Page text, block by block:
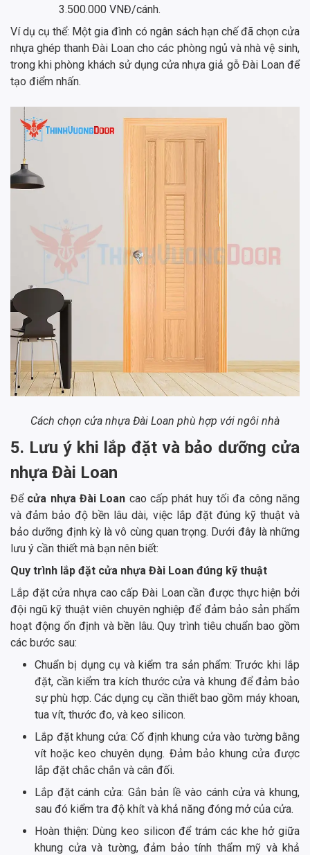
3.500.000 VNĐ/cánh.
Ví dụ cụ thể: Một gia đình có ngân sách hạn chế đã chọn cửa
nhựa ghép thanh Đài Loan cho các phòng ngủ và nhà vệ sinh,
trong khi phòng khách sử dụng cửa nhựa giả gỗ Đài Loan để
tạo điểm nhấn.
Cách chọn cửa nhựa Đài Loan phù hợp với ngôi nhà
5. Lưu ý khi lắp đặt và bảo dưỡng cửa
nhựa Đài Loan
Để cửa nhựa Đài Loan cao cấp phát huy tối đa công năng
và đảm bảo độ bền lâu dài, việc lắp đặt đúng kỹ thuật và
bảo dưỡng định kỳ là vô cùng quan trọng. Dưới đây là những
lưu ý cần thiết mà bạn nên biết:
Quy trình lắp đặt cửa nhựa Đài Loan đúng kỹ thuật
Lắp đặt cửa nhựa cao cấp Đài Loan cần được thực hiện bởi
đội ngũ kỹ thuật viên chuyên nghiệp để đảm bảo sản phẩm
hoạt động ổn định và bền lâu. Quy trình tiêu chuẩn bao gồm
các bước sau:
Chuẩn bị dụng cụ và kiểm tra sản phẩm: Trước khi lắp
đặt, cần kiểm tra kích thước cửa và khung để đảm bảo
sự phù hợp. Các dụng cụ cần thiết bao gồm máy khoan,
tua vít, thước đo, và keo silicon.
Lắp đặt khung cửa: Cố định khung cửa vào tường bằng
vít hoặc keo chuyên dụng. Đảm bảo khung cửa được
lắp đặt chắc chắn và cân đối.
Lắp đặt cánh cửa: Gắn bản lề vào cánh cửa và khung,
sau đó kiểm tra độ khít và khả năng đóng mở của cửa.
Hoàn thiện: Dùng keo silicon để trám các khe hở giữa
khung cửa và tường, đảm bảo tính thẩm mỹ và khả